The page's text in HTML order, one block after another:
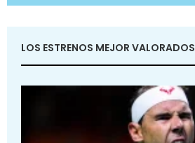
LOS ESTRENOS MEJOR VALORADOS